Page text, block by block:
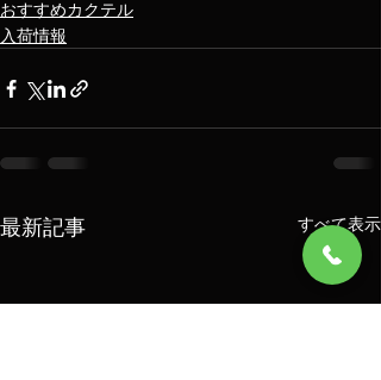
おすすめカクテル
入荷情報
最新記事 すべて表示